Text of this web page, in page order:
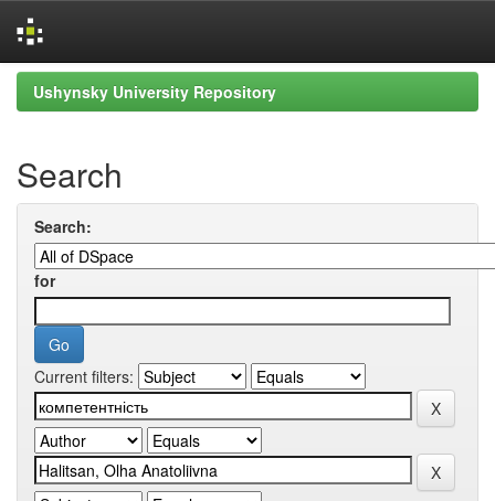
Skip
navigation
Ushynsky University Repository
Search
Search:
for
Current filters: